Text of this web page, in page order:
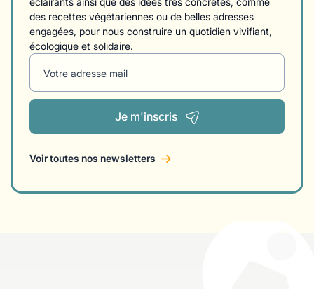
des recettes végétariennes ou de belles adresses
engagées, pour nous construire un quotidien vivifiant,
écologique et solidaire.
Votre adresse mail
Je m'inscris
Voir toutes nos newsletters